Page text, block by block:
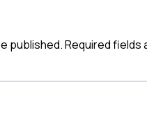
published.Required fields